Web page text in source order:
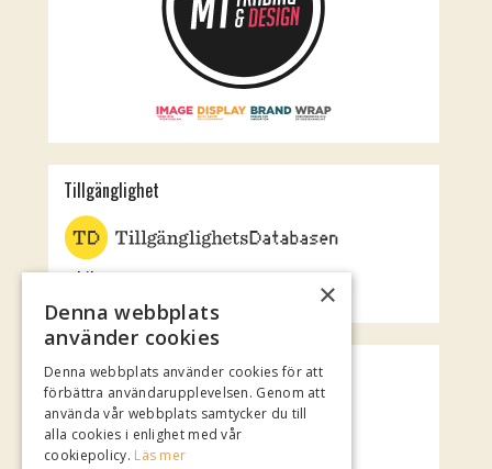
Tillgänglighet
Jubileumsteatern
Spotify Playlist
×
Denna webbplats
använder cookies
Denna webbplats använder cookies för att
förbättra användarupplevelsen. Genom att
använda vår webbplats samtycker du till
alla cookies i enlighet med vår
cookiepolicy. Läs mer